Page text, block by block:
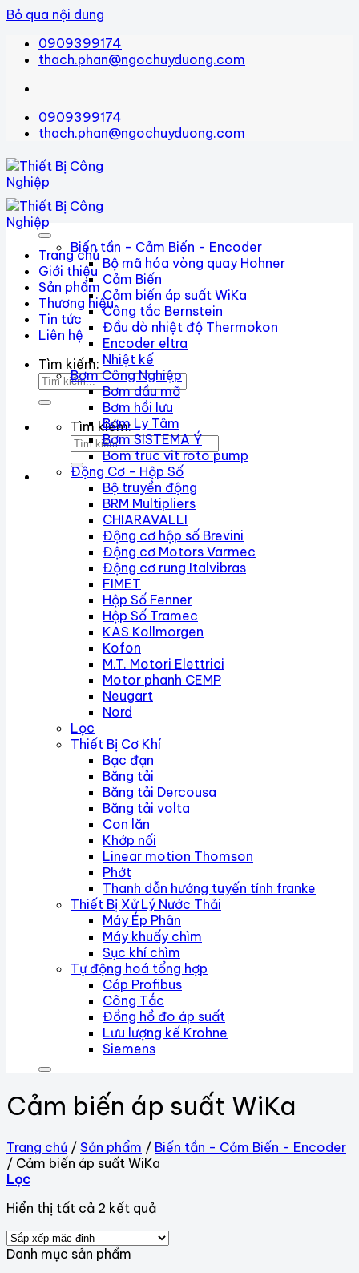
Bỏ qua nội dung
0909399174
thach.phan@ngochuyduong.com
0909399174
thach.phan@ngochuyduong.com
Trang chủ
Giới thiệu
Sản phẩm
Thương hiệu
Tin tức
Liên hệ
Tìm kiếm:
Tìm kiếm:
Biến tần - Cảm Biến - Encoder
Bộ mã hóa vòng quay Hohner
Cảm Biến
Cảm biến áp suất WiKa
Công tắc Bernstein
Đầu dò nhiệt độ Thermokon
Encoder eltra
Nhiệt kế
Bơm Công Nghiệp
Bơm dầu mỡ
Bơm hồi lưu
Bơm Ly Tâm
Bơm SISTEMA Ý
Bom truc vit roto pump
Động Cơ - Hộp Số
Bộ truyền động
BRM Multipliers
CHIARAVALLI
Động cơ hộp số Brevini
Động cơ Motors Varmec
Động cơ rung Italvibras
FIMET
Hộp Số Fenner
Hộp Số Tramec
KAS Kollmorgen
Kofon
M.T. Motori Elettrici
Motor phanh CEMP
Neugart
Nord
Lọc
Thiết Bị Cơ Khí
Bạc đạn
Băng tải
Băng tải Dercousa
Băng tải volta
Con lăn
Khớp nối
Linear motion Thomson
Phớt
Thanh dẫn hướng tuyến tính franke
Thiết Bị Xử Lý Nước Thải
Máy Ép Phân
Máy khuấy chìm
Sục khí chìm
Tự động hoá tổng hợp
Cáp Profibus
Công Tắc
Đồng hồ đo áp suất
Lưu lượng kế Krohne
Siemens
Cảm biến áp suất WiKa
Trang chủ / Sản phẩm / Biến tần - Cảm Biến - Encoder
/ Cảm biến áp suất WiKa
Lọc
Hiển thị tất cả 2 kết quả
Danh mục sản phẩm